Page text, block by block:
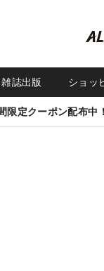
雑誌出版 ショッ
限定クーポン配布中！